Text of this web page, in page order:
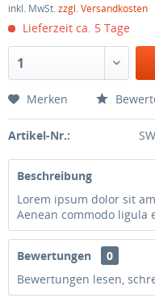
inkl. MwSt.zzgl. Versandkosten
Lieferzeit ca. 5 Tage
Merken
Artikel-Nr.:
Beschreibung
Lorem ipsum dolor sit
Aenean commodo ligula
Bewertungen
0
Bewertungen lesen,